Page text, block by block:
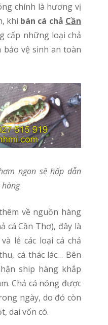
chính là hương vị
khi bán cá chả Cần
cấp những loại chả
vệ sinh an toàn
cá Cần Thơ), đây là
lẻ các loại cá chả
cá thác lác… Bên
ship hàng khắp
Chả cá nóng được
ngày, do đó còn
dai vốn có.